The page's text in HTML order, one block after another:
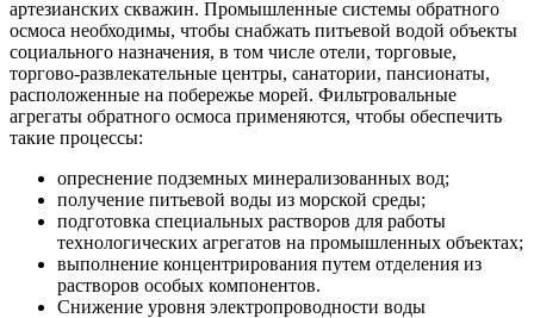
артезианских скважин. Промышленные системы обратного
осмоса необходимы, чтобы снабжать питьевой водой объекты
социального назначения, в том числе отели, торговые,
торгово-развлекательные центры, санатории, пансионаты,
расположенные на побережье морей. Фильтровальные
агрегаты обратного осмоса применяются, чтобы обеспечить
такие процессы:
опреснение подземных минерализованных вод;
получение питьевой воды из морской среды;
подготовка специальных растворов для работы
технологических агрегатов на промышленных объектах;
выполнение концентрирования путем отделения из
растворов особых компонентов.
Снижение уровня электропроводности воды